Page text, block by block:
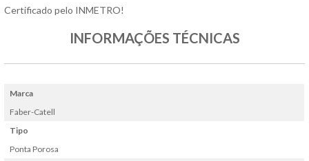
Certificado pelo INMETRO!
INFORMAÇÕES TÉCNICAS
Marca
Faber-Catell
Tipo
Ponta Porosa